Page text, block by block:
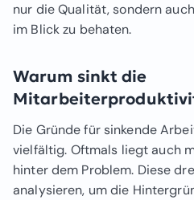
nur die Qualität, sondern
im Blick zu behaten.
Warum sinkt die
Die Gründe für sinkende
vielfältig. Oftmals liegt auch
hinter dem Problem. Diese
analysieren, um die